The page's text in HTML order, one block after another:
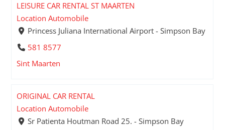
LEISURE CAR RENTAL ST MAARTEN
Location Automobile
Princess Juliana International Airport - Simpson Bay
581 8577
Sint Maarten
ORIGINAL CAR RENTAL
Location Automobile
Sr Patienta Houtman Road 25. - Simpson Bay